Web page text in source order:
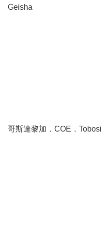
Geisha
哥斯達黎加．COE．Tobosi